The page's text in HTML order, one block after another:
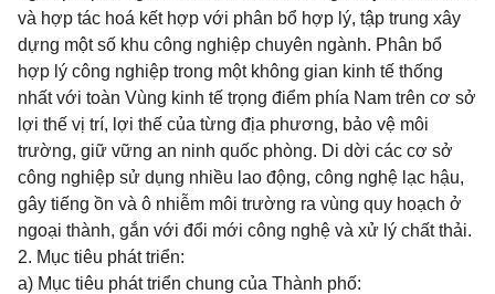
và hợp tác hoá kết hợp với phân bổ hợp lý, tập trung xây
dựng một số khu công nghiệp chuyên ngành. Phân bổ
hợp lý công nghiệp trong một không gian kinh tế thống
nhất với toàn Vùng kinh tế trọng điểm phía Nam trên cơ sở
lợi thế vị trí, lợi thế của từng địa phương, bảo vệ môi
trường, giữ vững an ninh quốc phòng. Di dời các cơ sở
công nghiệp sử dụng nhiều lao động, công nghệ lạc hậu,
gây tiếng ồn và ô nhiễm môi trường ra vùng quy hoạch ở
ngoại thành, gắn với đổi mới công nghệ và xử lý chất thải.
2. Mục tiêu phát triển:
a) Mục tiêu phát triển chung của Thành phố: